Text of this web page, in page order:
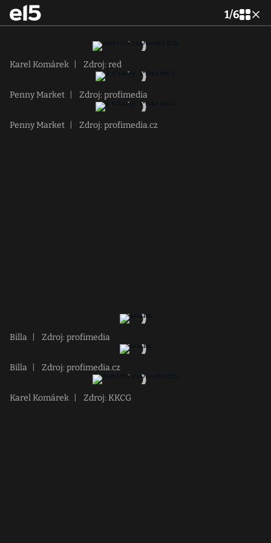
1/6
Karel Komárek Zdroj: red
Penny Market Zdroj: profimedia
Penny Market Zdroj: profimedia.cz
Billa Zdroj: profimedia
Billa Zdroj: profimedia.cz
Karel Komárek Zdroj: KKCG